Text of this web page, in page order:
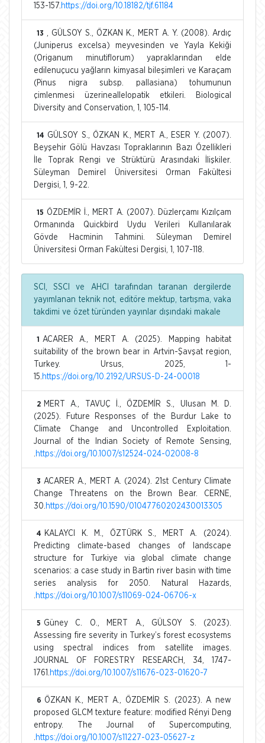
153-157. https://doi.org/10.18182/tjf.61184
13
, GÜLSOY S., ÖZKAN K., MERT A. Y. (2008). Ardıç
(Juniperus excelsa) meyvesinden ve Yayla Kekiği
(Origanum minutiflorum) yapraklarından elde
edilenuçucu yağların kimyasal bileşimleri ve Karaçam
(Pinus nigra subsp. pallasiana) tohumunun
çimlenmesi üzerineallelopatik etkileri. Biological
Diversity and Conservation, 1, 105-114.
14 GÜLSOY S., ÖZKAN K., MERT A., ESER Y. (2007).
Beyşehir Gölü Havzası Topraklarının Bazı Özellikleri
İle Toprak Rengi ve Strüktürü Arasındaki İlişkiler.
Süleyman Demirel Üniversitesi Orman Fakültesi
Dergisi, 1, 9-22.
15 ÖZDEMİR İ., MERT A. (2007). Düzlerçamı Kızılçam
Ormanında Quickbird Uydu Verileri Kullanılarak
Gövde Hacminin Tahmini. Süleyman Demirel
Üniversitesi Orman Fakültesi Dergisi, 1, 107-118.
SCI, SSCI ve AHCI tarafından taranan dergilerde
yayımlanan teknik not, editöre mektup, tartışma, vaka
takdimi ve özet türünden yayınlar dışındaki makale
1
ACARER A., MERT A. (2025). Mapping habitat
suitability of the brown bear in Artvin-Şavşat region,
Turkey. Ursus, 2025, 1-
15. https://doi.org/10.2192/URSUS-D-24-00018
2 MERT A., TAVUÇ İ., ÖZDEMİR S., Ulusan M. D.
(2025). Future Responses of the Burdur Lake to
Climate Change and Uncontrolled Exploitation.
Journal of the Indian Society of Remote Sensing,
https://doi.org/10.1007/s12524-024-02008-8
3 ACARER A., MERT A. (2024). 21st Century Climate
Change Threatens on the Brown Bear. CERNE,
30. https://doi.org/10.1590/01047760202430013305
4
KALAYCI K. M., ÖZTÜRK S., MERT A. (2024).
Predicting climate-based changes of landscape
structure for Turkiye via global climate change
scenarios: a case study in Bartin river basin with time
series analysis for 2050. Natural Hazards,
https://doi.org/10.1007/s11069-024-06706-x
5 Güney C. O., MERT A., GÜLSOY S. (2023).
Assessing fire severity in Turkey’s forest ecosystems
using spectral indices from satellite images.
JOURNAL OF FORESTRY RESEARCH, 34, 1747-
1761. https://doi.org/10.1007/s11676-023-01620-7
6 ÖZKAN K., MERT A., ÖZDEMİR S. (2023). A new
proposed GLCM texture feature: modified Rényi Deng
entropy. The Journal of Supercomputing,
https://doi.org/10.1007/s11227-023-05627-z